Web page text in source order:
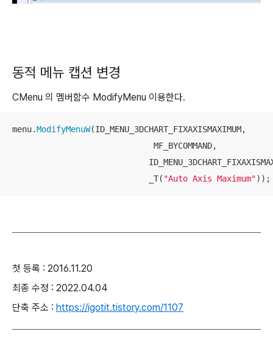
동적 메뉴 캡션 변경
CMenu 의 멤버함수 ModifyMenu 이용한다.
menu.ModifyMenuW(ID_MENU_3DCHART_FIXAXISMAXIMUM,
                             MF_BYCOMMAND,
                            _T(
"Auto Axis Maximum"));
첫 등록 : 2016.11.20
최종 수정 : 2022.04.04
단축 주소 : https://igotit.tistory.com/1107